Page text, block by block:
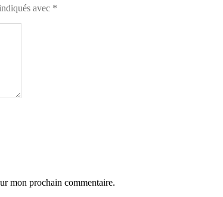
avec *
mon prochain commentaire.